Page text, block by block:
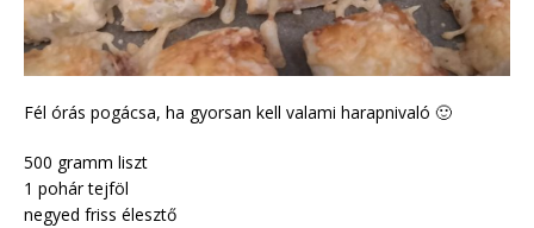
Fél órás pogácsa, ha gyorsan kell valami harapnivaló 🙂
500 gramm liszt
1 pohár tejföl
negyed friss élesztő